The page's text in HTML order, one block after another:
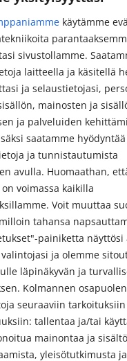
käytämme
sivustollamme.
laitteella ja käsitellä
ja selaustietojasi,
mainosten ja
ja palveluiden
saatamme
ja tunnistautumista
avulla. Huomaathan,
voimassa kaikilla
Voit muuttaa
tahansa
painiketta näyttösi
ja olemme
läpinäkyvän ja
Kolmannen
seuraaviin
tallentaa ja/tai
mainontaa ja
yleisötutkimusta